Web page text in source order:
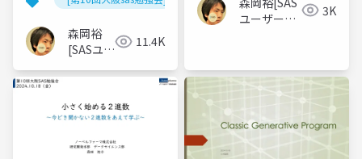
森岡裕
[SASユー
11.4K
ユーザー総
3K